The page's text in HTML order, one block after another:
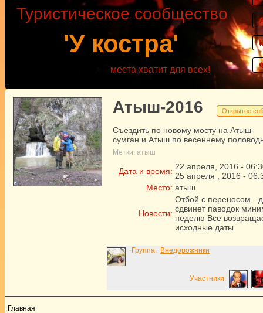
'У костра'
Туристическое сообщество
места хватит для всех!
Атыш-2016 Открытое
Съездить по новому мосту на Атыш-
сумган и Атыш по весеннему
Метки: атыш
Дата и время: 22 апреля 2016 -
25 апреля 2016 -
Место: атыш
Новости:
Отбой с переносом -
сдвинет паводок
неделю Все
исходные даты
·Группа: Внедорожники
Участники:
Главная